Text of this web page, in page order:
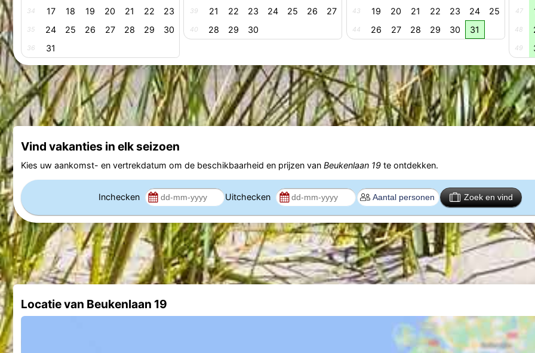
34 17 18 19 20 21 22 23
35 24 25 26 27 28 29 30
36 31
39 21 22 23 24 25 26 27
40 28 29 30
43 19 20 21 22 23 24 25
44 26 27 28 29 30 31
47
48
49
Vind vakanties in elk seizoen
Kies uw aankomst- en vertrekdatum om de beschikbaarheid en prijzen van Beukenlaan 19te ontdekken.
Inchecken Uitchecken Zoek en vind
Locatie van Beukenlaan 19